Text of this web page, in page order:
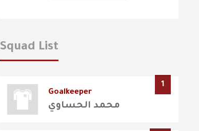
Squad List
1
Goalkeeper
محمد الحساوي